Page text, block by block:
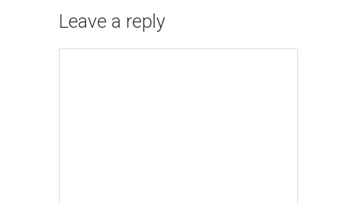
Leave a reply